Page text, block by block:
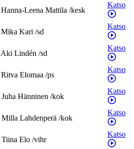
Hanna-Leena Mattila /kesk
Katso
Mika Kari /sd
Katso
Aki Lindén /sd
Katso
Ritva Elomaa /ps
Katso
Juha Hänninen /kok
Katso
Milla Lahdenperä /kok
Katso
Tiina Elo /vihr
Katso